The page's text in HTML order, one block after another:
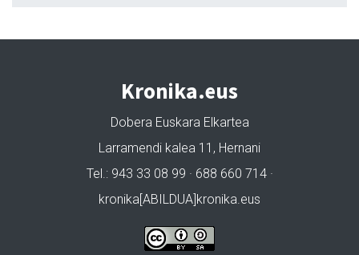
Kronika.eus
Dobera Euskara Elkartea
Larramendi kalea 11, Hernani
Tel.: 943 33 08 99 · 688 660 714 ·
kronika[ABILDUA]kronika.eus